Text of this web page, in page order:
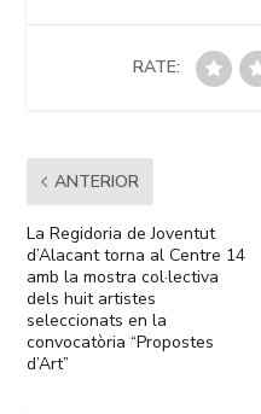
RATE:
ANTERIOR
La Regidoria de Joventut
d’Alacant torna al Centre 14
amb la mostra col·lectiva
dels huit artistes
seleccionats en la
convocatòria “Propostes
d’Art”